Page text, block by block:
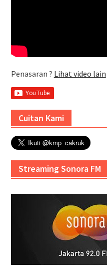
Penasaran ? Lihat video lain
Cuitan Kami
Streaming Sonora FM